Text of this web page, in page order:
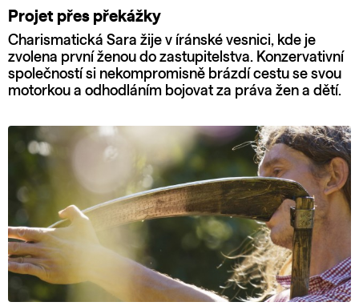
Projet přes překážky
Charismatická Sara žije v íránské vesnici, kde je
zvolena první ženou do zastupitelstva. Konzervativní
společností si nekompromisně brázdí cestu se svou
motorkou a odhodláním bojovat za práva žen a dětí.